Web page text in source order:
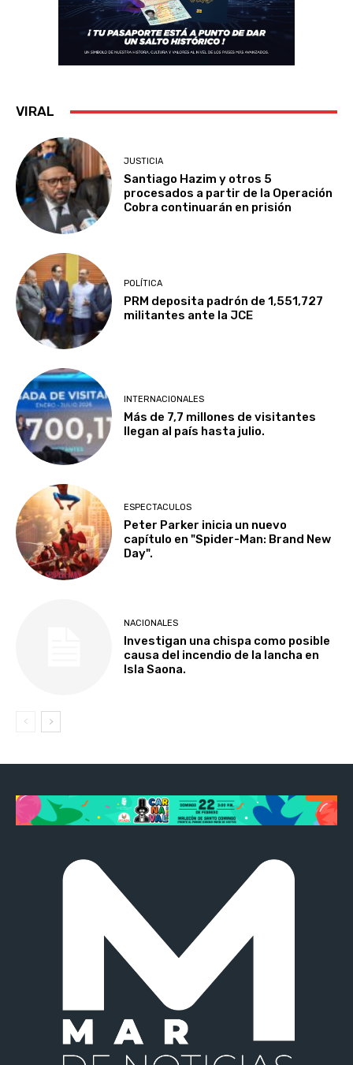
VIRAL
JUSTICIA
Santiago Hazim y otros 5
procesados a partir de la Operación
Cobra continuarán en prisión
POLÍTICA
PRM deposita padrón de 1,551,727
militantes ante la JCE
INTERNACIONALES
Más de 7,7 millones de visitantes
llegan al país hasta julio.
ESPECTACULOS
Peter Parker inicia un nuevo
capítulo en "Spider-Man: Brand New
Day".
NACIONALES
Investigan una chispa como posible
causa del incendio de la lancha en
Isla Saona.